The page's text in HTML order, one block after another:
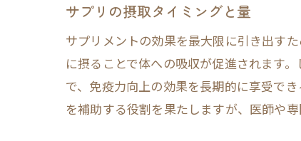
サプリの摂取タイミングと量
サプリメントの効果を最大限に引き出す
に摂ることで体への吸収が促進されます
で、免疫力向上の効果を長期的に享受で
を補助する役割を果たしますが、医師や